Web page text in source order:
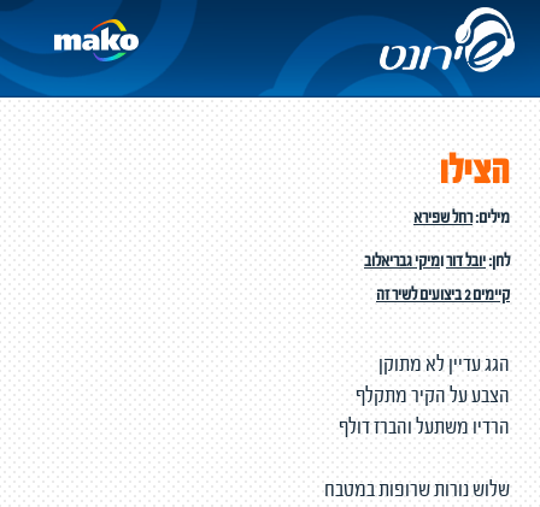
הצילו
מילים:רחל שפירא
לחן:יובל דורומיקי גבריאלוב
קיימים 2 ביצועים לשיר זה
הגג עדיין לא מתוקן
הצבע על הקיר מתקלף
הרדיו משתעל והברז דולף
שלוש נורות שרופות במטבח